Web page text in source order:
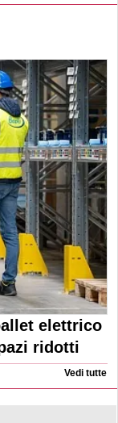
elettrico
ridotti
Vedi tutte